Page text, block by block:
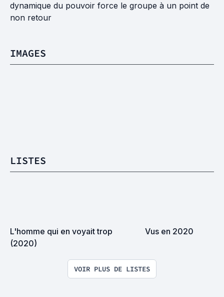
dynamique du pouvoir force le groupe à un point de
non retour
IMAGES
LISTES
L'homme qui en voyait trop
(2020)
Vus en 2020
VOIR PLUS DE LISTES